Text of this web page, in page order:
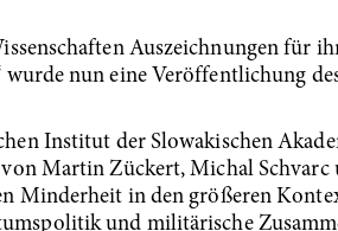
Auszeichnungen für
nun eine Veröffentlichung
Institut der Slowakischen
Martin Zückert, Michal Schvarc
Minderheit in den größeren
und militärische